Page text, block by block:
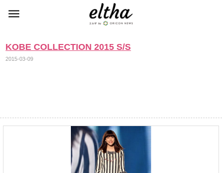
KOBE COLLECTION 2015 S/S
2015-03-09